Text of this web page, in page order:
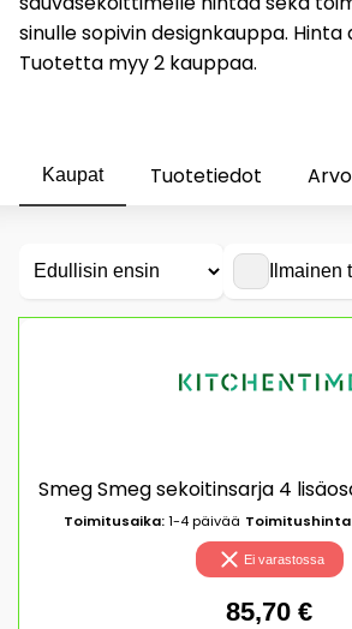
sinulle sopivin designkauppa. Hinta
Tuotetta myy 2 kauppaa.
Kaupat Tuotetiedot
Ilmainen
Toimitusaika:1-4 päivää
Ei varastossa
85,70 €